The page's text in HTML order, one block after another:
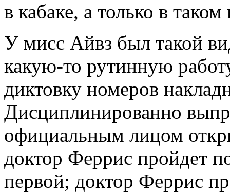
в кабаке, а только в
У мисс Айвз был такой
какую-то рутинную
диктовку номеров
Дисциплинированно
официальным лицом
доктор Феррис пройдет
первой; доктор Феррис